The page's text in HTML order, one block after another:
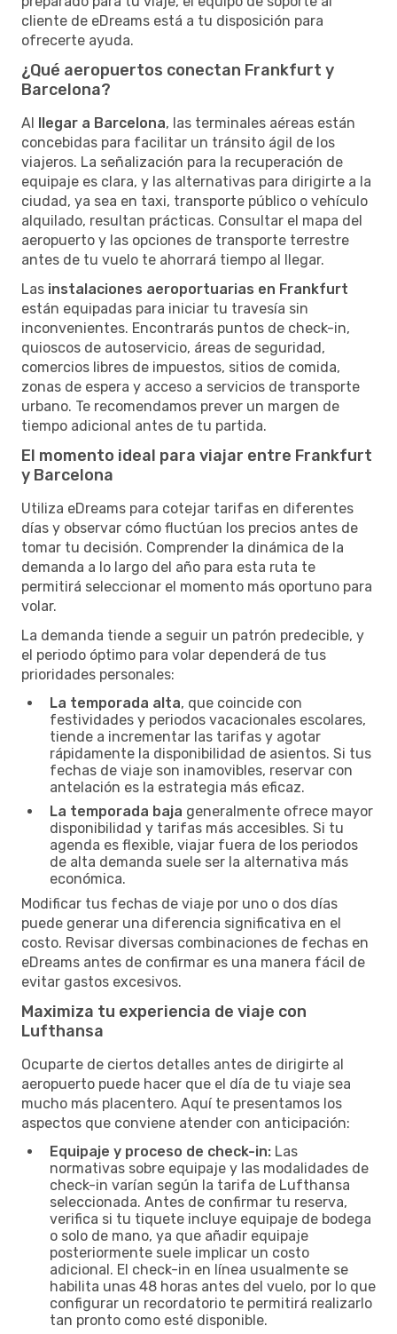
cliente de eDreams está a tu disposición para
ofrecerte ayuda.
¿Qué aeropuertos conectan Frankfurt y
Barcelona?
Al llegar a Barcelona, las terminales aéreas están
concebidas para facilitar un tránsito ágil de los
viajeros. La señalización para la recuperación de
equipaje es clara, y las alternativas para dirigirte a la
ciudad, ya sea en taxi, transporte público o vehículo
alquilado, resultan prácticas. Consultar el mapa del
aeropuerto y las opciones de transporte terrestre
antes de tu vuelo te ahorrará tiempo al llegar.
Las instalaciones aeroportuarias en Frankfurt
están equipadas para iniciar tu travesía sin
inconvenientes. Encontrarás puntos de check-in,
quioscos de autoservicio, áreas de seguridad,
comercios libres de impuestos, sitios de comida,
zonas de espera y acceso a servicios de transporte
urbano. Te recomendamos prever un margen de
tiempo adicional antes de tu partida.
El momento ideal para viajar entre Frankfurt
y Barcelona
Utiliza eDreams para cotejar tarifas en diferentes
días y observar cómo fluctúan los precios antes de
tomar tu decisión. Comprender la dinámica de la
demanda a lo largo del año para esta ruta te
permitirá seleccionar el momento más oportuno para
volar.
La demanda tiende a seguir un patrón predecible, y
el periodo óptimo para volar dependerá de tus
prioridades personales:
La temporada alta, que coincide con
festividades y periodos vacacionales escolares,
tiende a incrementar las tarifas y agotar
rápidamente la disponibilidad de asientos. Si tus
fechas de viaje son inamovibles, reservar con
antelación es la estrategia más eficaz.
La temporada baja generalmente ofrece mayor
disponibilidad y tarifas más accesibles. Si tu
agenda es flexible, viajar fuera de los periodos
de alta demanda suele ser la alternativa más
económica.
Modificar tus fechas de viaje por uno o dos días
puede generar una diferencia significativa en el
costo. Revisar diversas combinaciones de fechas en
eDreams antes de confirmar es una manera fácil de
evitar gastos excesivos.
Maximiza tu experiencia de viaje con
Lufthansa
Ocuparte de ciertos detalles antes de dirigirte al
aeropuerto puede hacer que el día de tu viaje sea
mucho más placentero. Aquí te presentamos los
aspectos que conviene atender con anticipación:
Equipaje y proceso de check-in: Las
normativas sobre equipaje y las modalidades de
check-in varían según la tarifa de Lufthansa
seleccionada. Antes de confirmar tu reserva,
verifica si tu tiquete incluye equipaje de bodega
o solo de mano, ya que añadir equipaje
posteriormente suele implicar un costo
adicional. El check-in en línea usualmente se
habilita unas 48 horas antes del vuelo, por lo que
configurar un recordatorio te permitirá realizarlo
tan pronto como esté disponible.